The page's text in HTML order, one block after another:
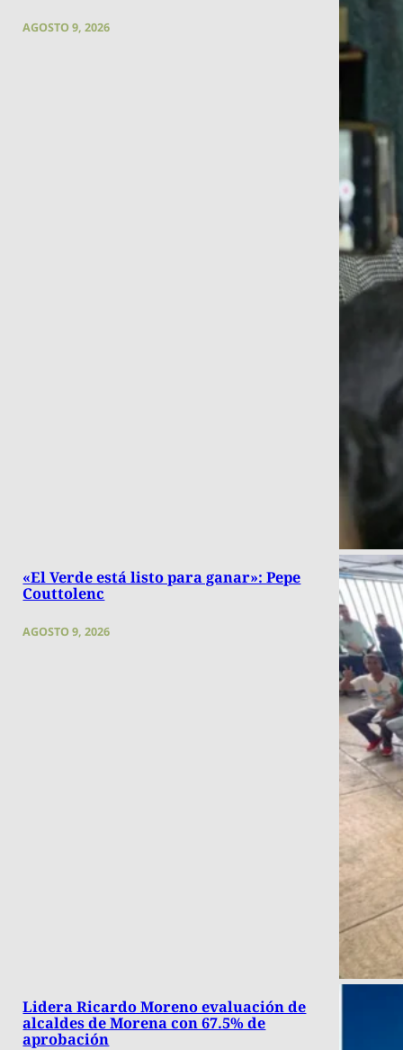
AGOSTO 9, 2026
«El Verde está listo para ganar»: Pepe
Couttolenc
AGOSTO 9, 2026
Lidera Ricardo Moreno evaluación de
alcaldes de Morena con 67.5% de
aprobación